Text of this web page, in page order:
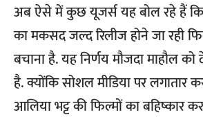
अब ऐसे में कुछ यूजर्स यह बोल रहे हैं
का मकसद जल्द रिलीज होने जा रही
बचाना है. यह निर्णय मौजदा माहौल
है. क्योंकि सोशल मीडिया पर लगातार
आलिया भट्ट की फिल्मों का बहिष्कार